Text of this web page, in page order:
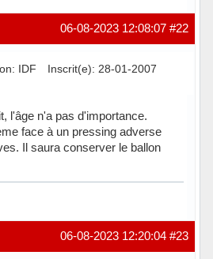
#22
06-08-2023 12:08:07
IDF
Inscrit(e): 28-01-2007
l'âge n'a pas d'importance.
face à un pressing adverse
Il saura conserver le ballon
#23
06-08-2023 12:20:04